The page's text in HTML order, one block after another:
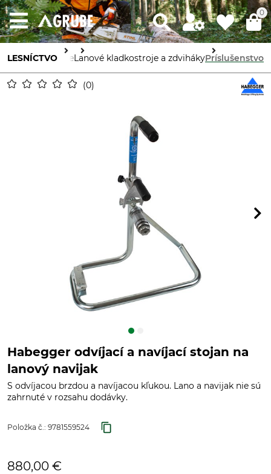
0
LESNÍCTVO
Stroje a prístrojeLanové kladkostroje a zdvihákyPríslušenstvo
0
Habegger odvíjací a navíjací stojan na
lanový navijak
S odvíjacou brzdou a navíjacou kľukou. Lano a navijak nie sú
zahrnuté v rozsahu dodávky.
Položka č.: 9781559524
880,00 €